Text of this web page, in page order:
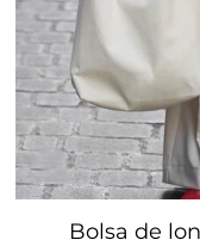
Bolsa de